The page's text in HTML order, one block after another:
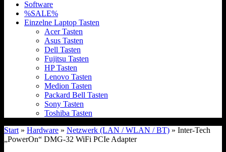
Software
%SALE%
Einzelne Laptop Tasten
Acer Tasten
Asus Tasten
Dell Tasten
Fujitsu Tasten
HP Tasten
Lenovo Tasten
Medion Tasten
Packard Bell Tasten
Sony Tasten
Toshiba Tasten
Start » Hardware » Netzwerk (LAN / WLAN / BT) » Inter-Tech
„PowerOn“ DMG-32 WiFi PCIe Adapter